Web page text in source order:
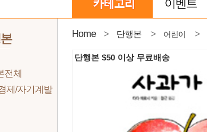
이벤트
전체
제/자기계발
Home > 단행본 > 어린이 >
단행본 $50 이상 무료배송